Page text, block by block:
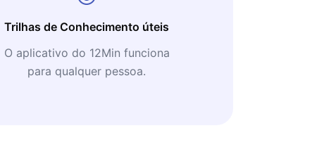
Trilhas de Conhecimento úteis
O aplicativo do 12Min funciona
para qualquer pessoa.